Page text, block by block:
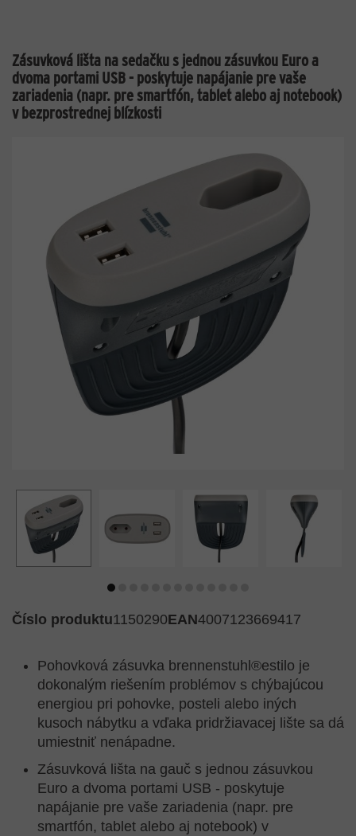
Zásuvková lišta na sedačku s jednou zásuvkou Euro a
dvoma portami USB - poskytuje napájanie pre vaše
zariadenia (napr. pre smartfón, tablet alebo aj notebook)
v bezprostrednej blízkosti
Číslo produktu1150290EAN4007123669417
Pohovková zásuvka brennenstuhl®estilo je
dokonalým riešením problémov s chýbajúcou
energiou pri pohovke, posteli alebo iných
kusoch nábytku a vďaka pridržiavacej lište sa dá
umiestniť nenápadne.
Zásuvková lišta na gauč s jednou zásuvkou
Euro a dvoma portami USB - poskytuje
napájanie pre vaše zariadenia (napr. pre
smartfón, tablet alebo aj notebook) v